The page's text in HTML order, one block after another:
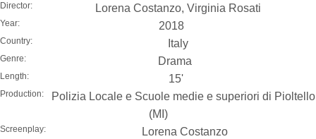
Director: Lorena Costanzo, Virginia Rosati
Year: 2018
Country: Italy
Genre: Drama
Length: 15'
Production:
Polizia Locale e Scuole medie e superiori di Pioltello
(MI)
Screenplay: Lorena Costanzo